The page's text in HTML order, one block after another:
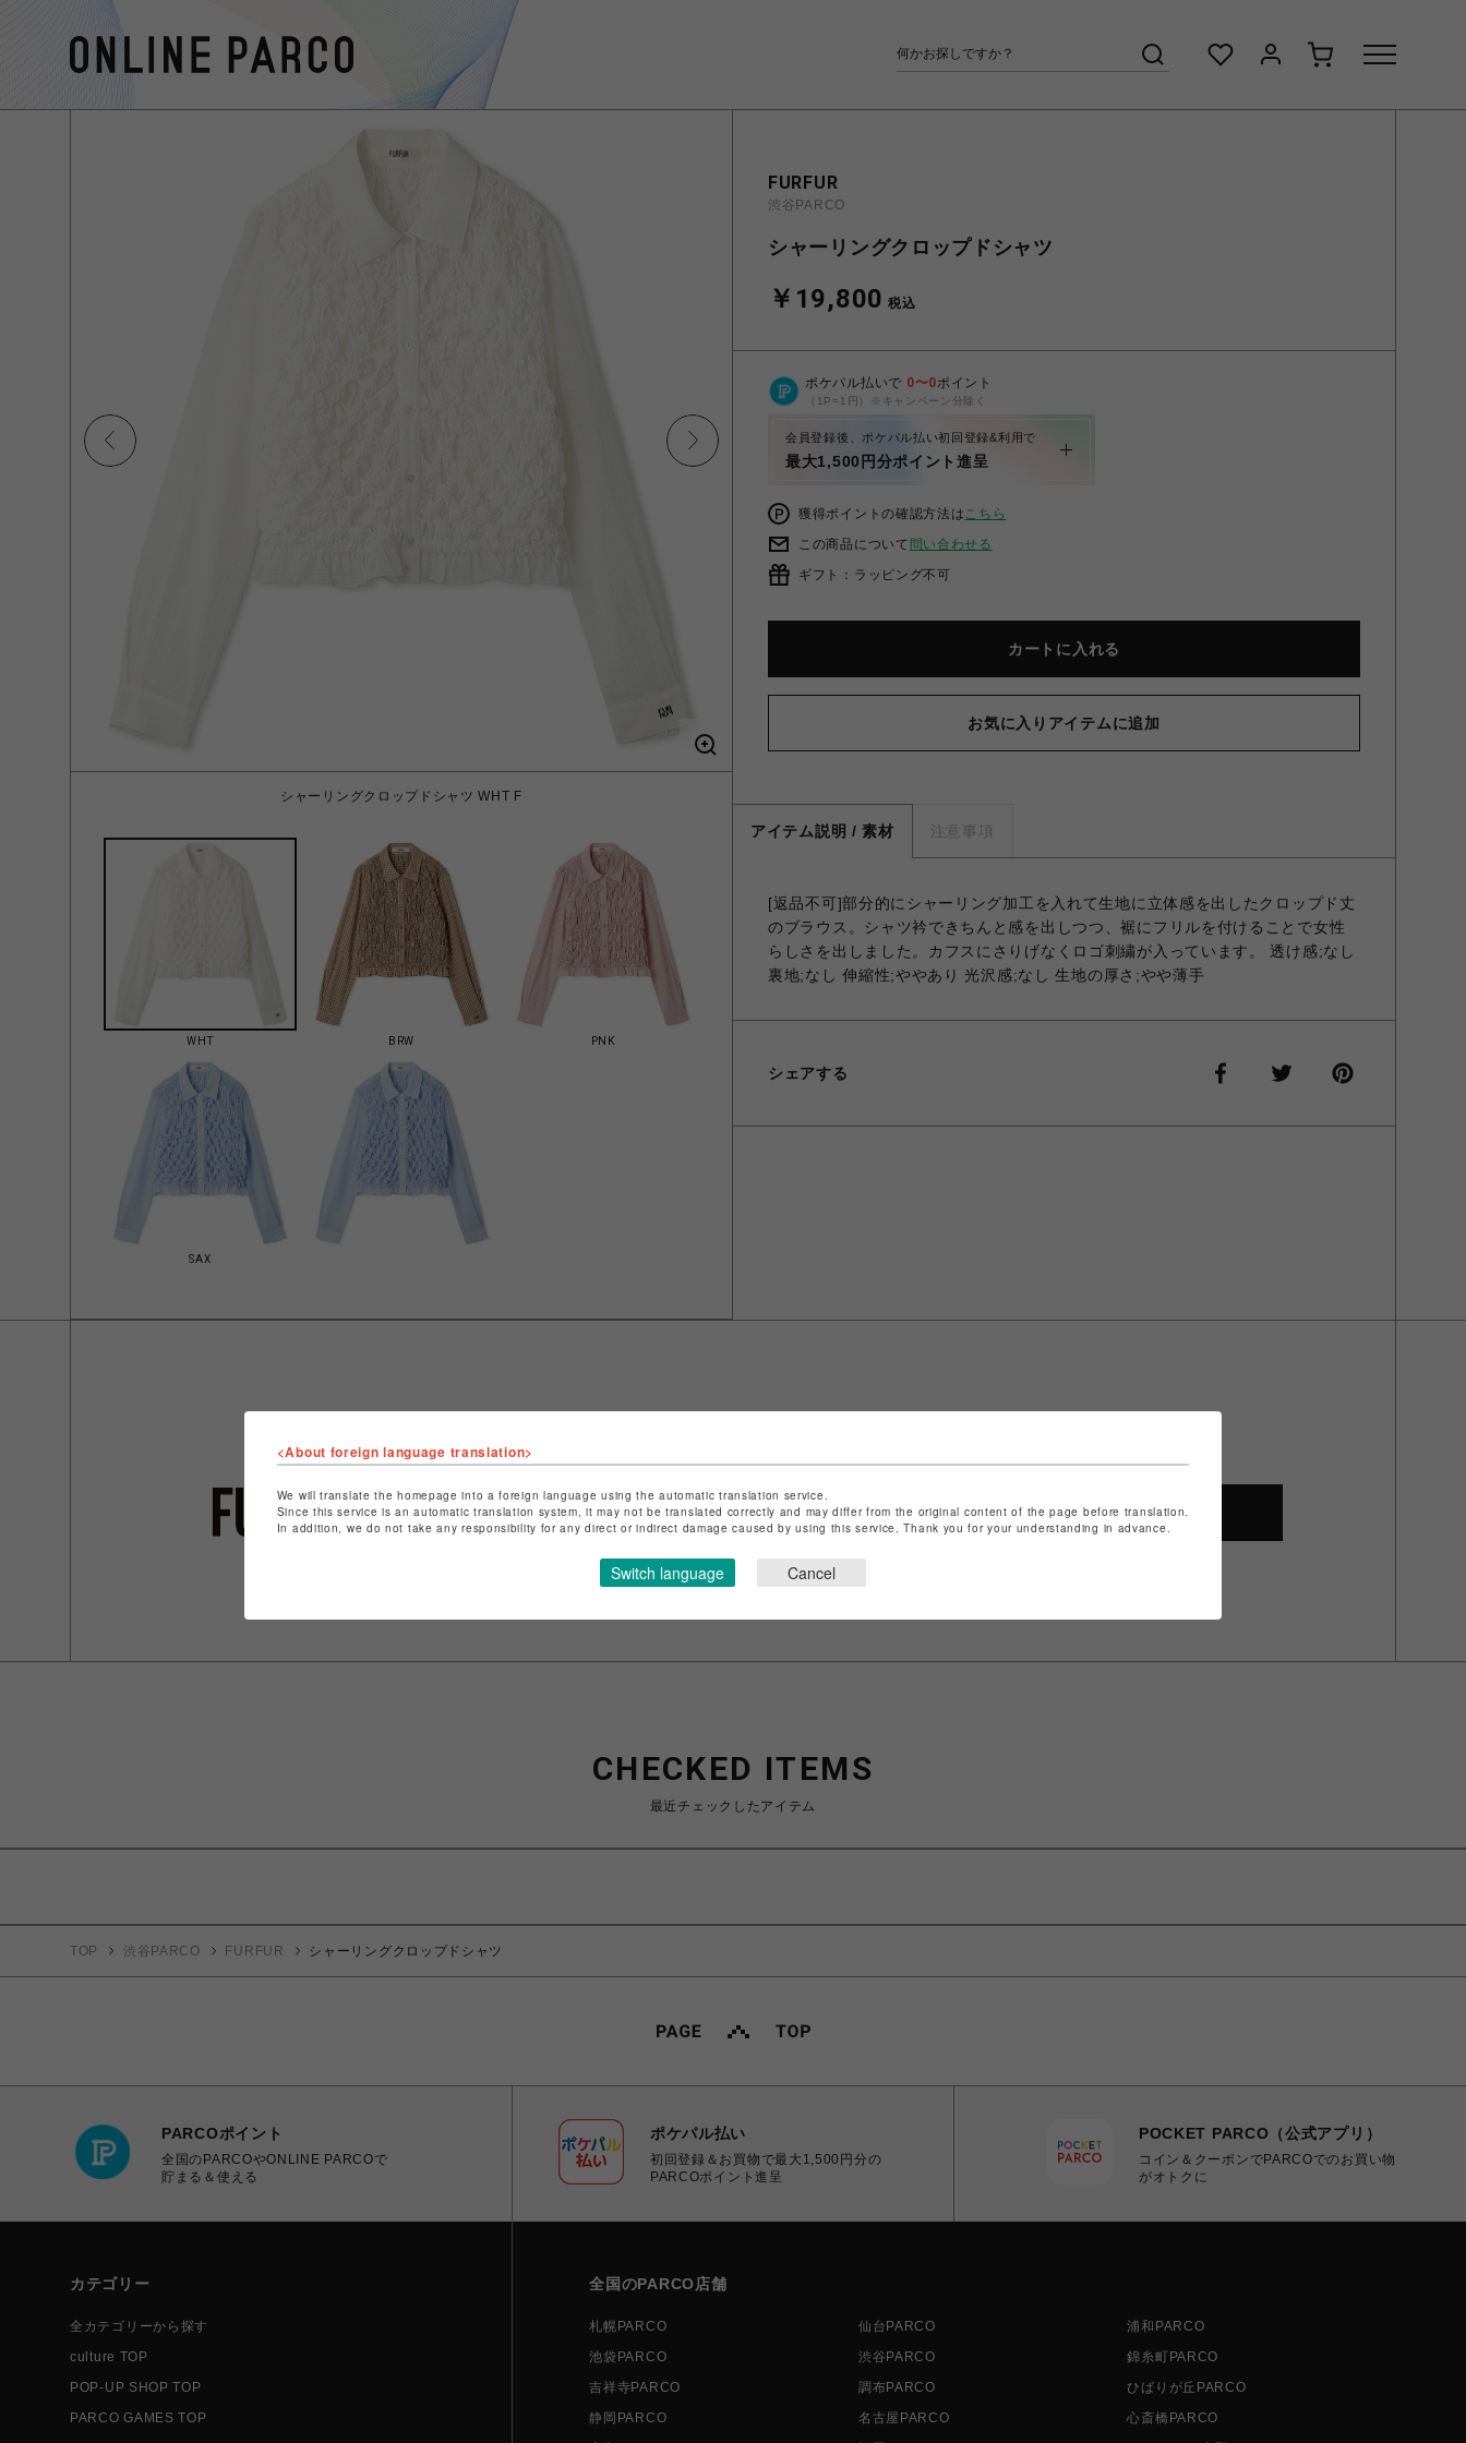
シャーリングクロップドシャツ WHT F
WHT BRW PNK
SAX
FURFUR
渋谷PARCO
シャーリングクロップドシャツ
￥19,800 税込
ポケパル払いで 0〜0ポイント
（1P=1円）※キャンペーン分除く
会員登録後、ポケパル払い初回登録&利用で
最大1,500円分ポイント進呈
獲得ポイントの確認方法はこちら
この商品について 問い合わせる
ギフト：ラッピング不可
カートに入れる
お気に入りアイテムに追加
アイテム説明 / 素材 注意事項
[返品不可]部分的にシャーリング加工を入れて生地に立体感を出したクロップド丈
のブラウス。シャツ衿できちんと感を出しつつ、裾にフリルを付けることで女性
らしさを出しました。カフスにさりげなくロゴ刺繍が入っています。 透け感;なし
裏地;なし 伸縮性;ややあり 光沢感;なし 生地の厚さ;やや薄手
シェアする
ショップ名
FURFUR
店舗名
渋谷PARCO
特定商取引法など法令に基づく表記はこちら
ショップお問い合わせはこちら
SHOP TOP
CHECKED ITEMS
最近チェックしたアイテム
TOP 渋谷PARCO FURFUR シャーリングクロップドシャツ
PARCOポイント
全国のPARCOやONLINE PARCOで
貯まる＆使える
ポケパル払い
初回登録＆お買物で最大1,500円分の
PARCOポイント進呈
POCKET PARCO（公式アプリ）
コイン＆クーポンでPARCOでのお買い物
がオトクに
カテゴリー
全カテゴリーから探す
culture TOP
POP-UP SHOP TOP
PARCO GAMES TOP
全国のPARCO店舗
札幌PARCO 仙台PARCO
浦和PARCO
池袋PARCO
渋谷PARCO
錦糸町PARCO
吉祥寺PARCO
調布PARCO
ひばりが丘PARCO
静岡PARCO
名古屋PARCO
心斎橋PARCO
<About foreign language translation>
We will translate the homepage into a foreign language using the automatic translation service.
Since this service is an automatic translation system, it may not be translated correctly and may differ from the original content of the page before translation.
In addition, we do not take any responsibility for any direct or indirect damage caused by using this service. Thank you for your understanding in advance.
Switch language Cancel